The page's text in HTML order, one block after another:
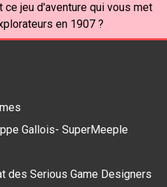
ce jeu d'aventure qui vous met
en 1907 ?
Gallois- SuperMeeple
des Serious Game Designers